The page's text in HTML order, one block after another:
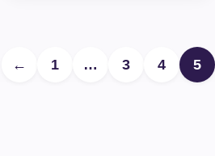
← 1 … 3 4 5